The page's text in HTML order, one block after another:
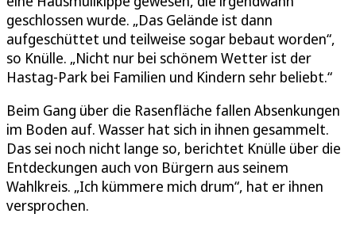
geschlossen wurde. „Das Gelände ist dann
aufgeschüttet und teilweise sogar bebaut worden“,
so Knülle. „Nicht nur bei schönem Wetter ist der
Hastag-Park bei Familien und Kindern sehr beliebt.“
Beim Gang über die Rasenfläche fallen Absenkungen
im Boden auf. Wasser hat sich in ihnen gesammelt.
Das sei noch nicht lange so, berichtet Knülle über die
Entdeckungen auch von Bürgern aus seinem
Wahlkreis. „Ich kümmere mich drum“, hat er ihnen
versprochen.